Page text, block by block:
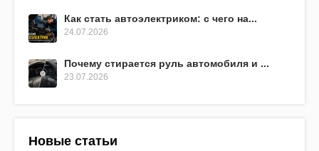
Как стать автоэлектриком: с чего на...
24.07.2026
Почему стирается руль автомобиля и ...
23.07.2026
Новые статьи